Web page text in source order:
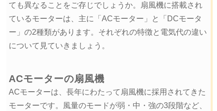
ても異なることをご存じでしょうか。扇風機に搭載され
ているモーターは、主に「ACモーター」と「DCモータ
ー」の2種類があります。それぞれの特徴と電気代の違い
について見ていきましょう。
ACモーターの扇風機
ACモーターは、長年にわたって扇風機に採用されてきた
モーターです。風量のモードが弱・中・強の3段階など、